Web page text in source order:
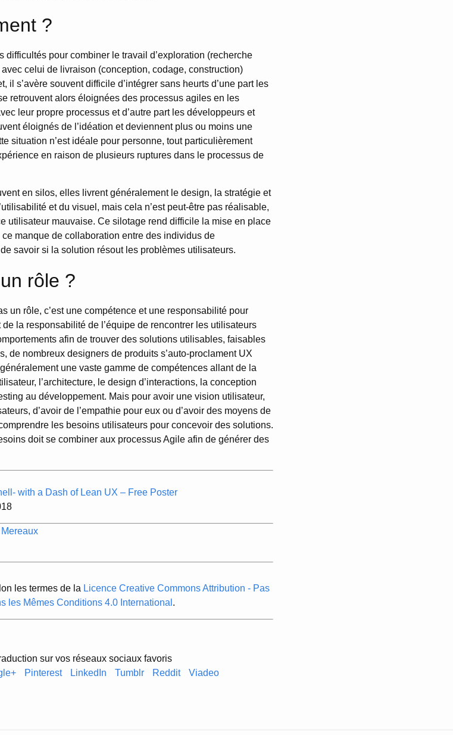
?
difficultés pour combiner le travail d’exploration (recherche
celui de livraison (conception, codage, construction)
il s’avère souvent difficile d’intégrer sans heurts d’une part les
retrouvent alors éloignées des processus agiles en les
leur propre processus et d’autre part les développeurs et
éloignés de l’idéation et deviennent plus ou moins une
situation n’est idéale pour personne, tout particulièrement
en raison de plusieurs ruptures dans le processus de
en silos, elles livrent généralement le design, la stratégie et
et du visuel, mais cela n’est peut-être pas réalisable,
utilisateur mauvaise. Ce silotage rend difficile la mise en place
manque de collaboration entre des individus de
savoir si la solution résout les problèmes utilisateurs.
rôle ?
un rôle, c’est une compétence et une responsabilité pour
de la responsabilité de l’équipe de rencontrer les utilisateurs
afin de trouver des solutions utilisables, faisables
de nombreux designers de produits s’auto-proclament UX
une vaste gamme de compétences allant de la
l’architecture, le design d’interactions, la conception
au développement. Mais pour avoir une vision utilisateur,
d’avoir de l’empathie pour eux ou d’avoir des moyens de
les besoins utilisateurs pour concevoir des solutions.
doit se combiner aux processus Agile afin de générer des
with a Dash of Lean UX – Free Poster
les termes de la Licence Creative Commons Attribution - Pas
les Mêmes Conditions 4.0 International .
sur vos réseaux sociaux favoris
Pinterest LinkedIn Tumblr Reddit Viadeo